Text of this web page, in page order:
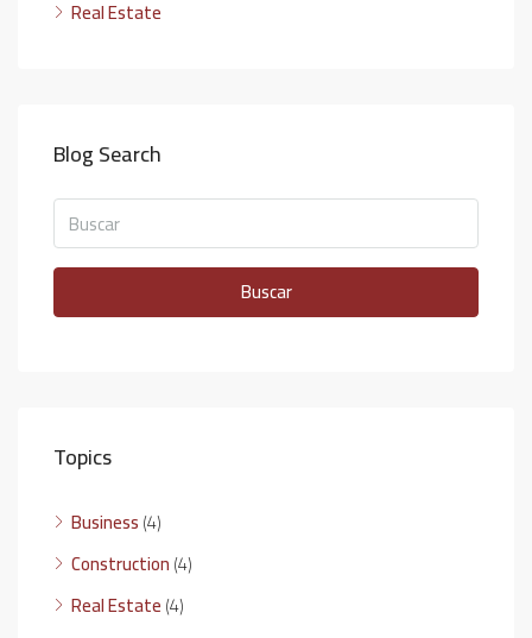
Real Estate
Blog Search
Buscar
Topics
Business(4)
Construction(4)
Real Estate(4)